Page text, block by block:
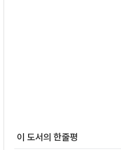
이 도서의 한줄평